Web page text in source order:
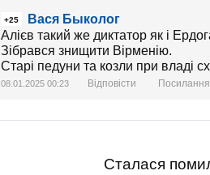
+25
Вася Быколог
Алієв такий же диктатор як і
Зібрався знищити Вірменію.
Старі педуни та козли при владі
08.01.2025 00:23 Відповісти Посилання
Сталася